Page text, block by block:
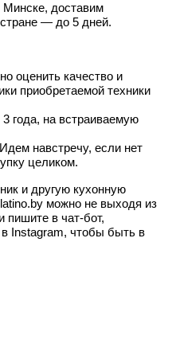
Минске, доставим
— до 5 дней.
оценить качество и
приобретаемой техники
года, на встраиваемую
навстречу, если нет
целиком.
и другую кухонную
можно не выходя из
пишите в чат-бот,
Instagram, чтобы быть в